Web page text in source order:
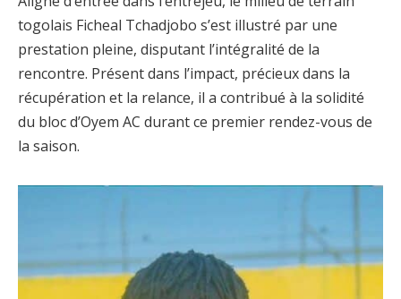
togolais Ficheal Tchadjobo s’est illustré par une
prestation pleine, disputant l’intégralité de la
rencontre. Présent dans l’impact, précieux dans la
récupération et la relance, il a contribué à la solidité
du bloc d’Oyem AC durant ce premier rendez-vous de
la saison.